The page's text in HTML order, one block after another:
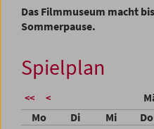
Das Filmmuseum macht
Sommerpause.
Spielplan
<< <
Mo Di Mi Do